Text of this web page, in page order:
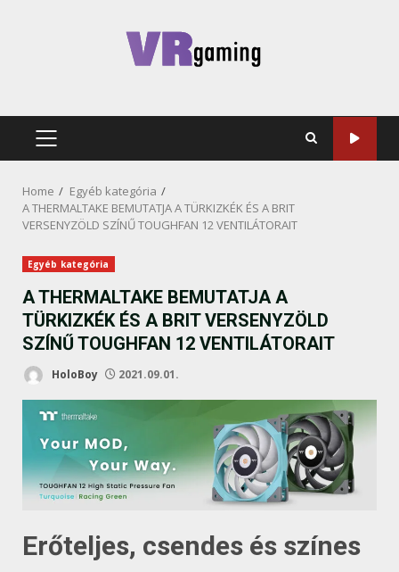
PRIMARY
Home
Egyéb kategória
A THERMALTAKE BEMUTATJA A TÜRKIZKÉK ÉS A BRIT
VERSENYZÖLD SZÍNŰ TOUGHFAN 12 VENTILÁTORAIT
Egyéb kategória
A THERMALTAKE BEMUTATJA A
TÜRKIZKÉK ÉS A BRIT VERSENYZÖLD
SZÍNŰ TOUGHFAN 12 VENTILÁTORAIT
HoloBoy 2021.09.01.
Erőteljes, csendes és színes